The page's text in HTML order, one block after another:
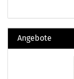
Angebote